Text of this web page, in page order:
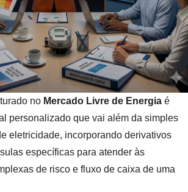
no Mercado Livre de Energia é
personalizado que vai além da simples
eletricidade, incorporando derivativos
específicas para atender às
de risco e fluxo de caixa de uma